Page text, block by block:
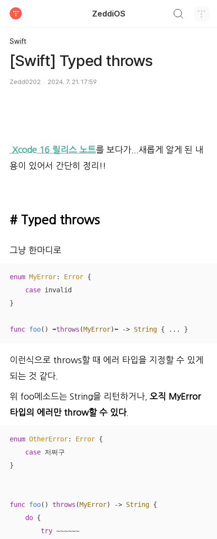
ZeddiOS
Swift
[Swift] Typed throws
Zedd0202 2024. 7. 21. 17:59
Xcode 16 릴리스 노트를 보다가...새롭게 알게 된 내
용이 있어서 간단히 정리!!
# Typed throws
그냥 한마디로
enum MyError: Error {
case invalid
}
func foo() ➡️throws (MyError)⬅️ -> String { ... }
이런식으로 throws할 때 에러 타입을 지정할 수 있게
되는 것 같다.
위 foo메소드는 String을 리턴하거나, 오직 MyError
타입의 에러만 throw할 수 있다.
enum OtherError: Error {
case 저쩌구
}
func foo() throws (MyError) -> String {
do {
try ~~~~~~